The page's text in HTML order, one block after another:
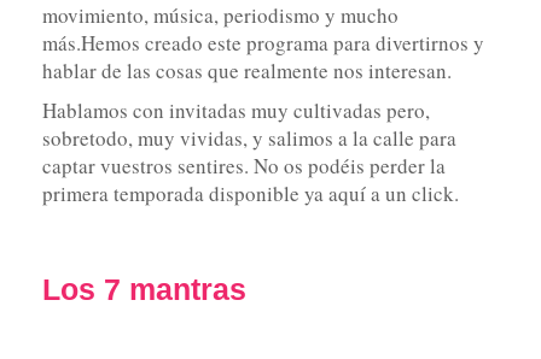
movimiento, música, periodismo y mucho
más.Hemos creado este programa para divertirnos y
hablar de las cosas que realmente nos interesan.
Hablamos con invitadas muy cultivadas pero,
sobretodo, muy vividas, y salimos a la calle para
captar vuestros sentires. No os podéis perder la
primera temporada disponible ya aquí a un click.
Los 7 mantras